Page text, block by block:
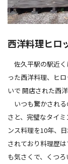
西洋料理ヒロ
佐久平駅の駅近く
った西洋料理、ヒ
いで 開店された西
いつも驚かされる
さと、完璧なタイ
ンス料理を10年、
されており料理歴
も気さくで、くつ